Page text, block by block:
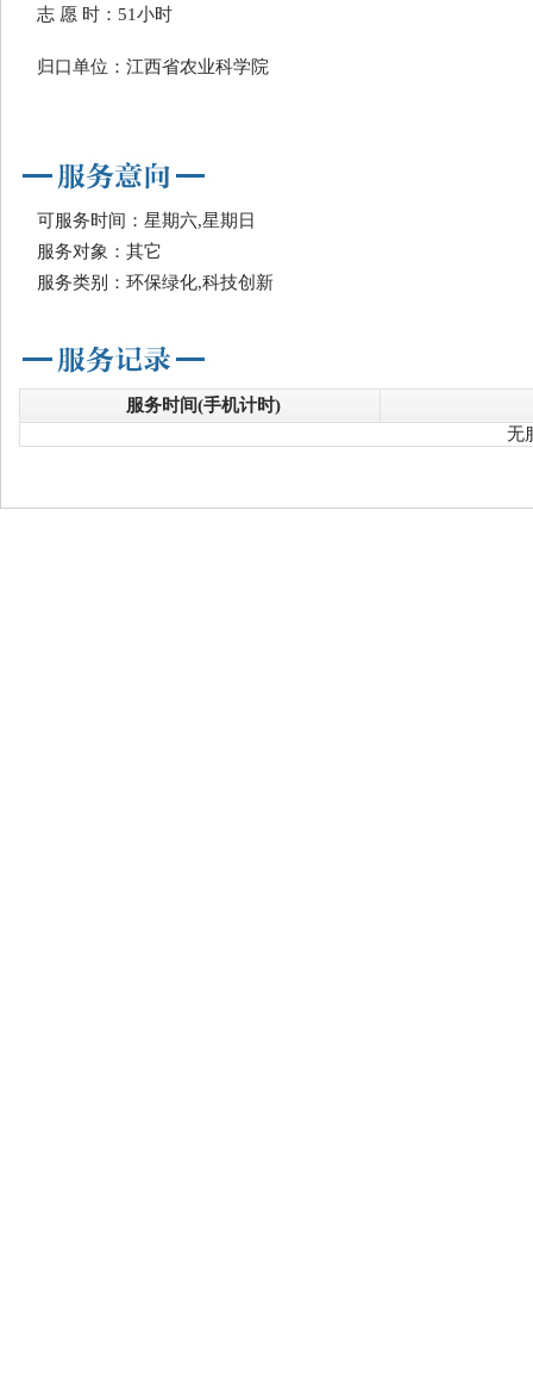
志 愿 时：51小时
归口单位：江西省农业科学院
可服务时间：星期六,星期日
服务对象：其它
服务类别：环保绿化,科技创新